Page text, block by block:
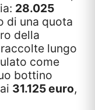
28.025
di una quota
della
lungo
come
bottino
31.125 euro,